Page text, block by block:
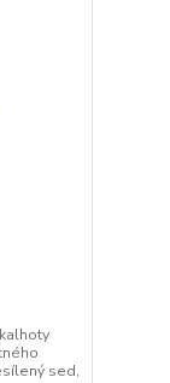
sed,